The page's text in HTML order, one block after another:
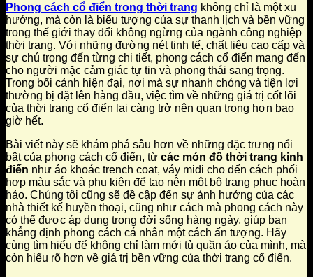
Phong cách cổ điển trong thời trang không chỉ là một xu
hướng, mà còn là biểu tượng của sự thanh lịch và bền vững
trong thế giới thay đổi không ngừng của ngành công nghiệp
thời trang. Với những đường nét tinh tế, chất liệu cao cấp và
sự chú trọng đến từng chi tiết, phong cách cổ điển mang đến
cho người mặc cảm giác tự tin và phong thái sang trọng.
Trong bối cảnh hiện đại, nơi mà sự nhanh chóng và tiện lợi
thường bị đặt lên hàng đầu, việc tìm về những giá trị cốt lõi
của thời trang cổ điển lại càng trở nên quan trọng hơn bao
giờ hết.
Bài viết này sẽ khám phá sâu hơn về những đặc trưng nổi
bật của phong cách cổ điển, từ các món đồ thời trang kinh
điển như áo khoác trench coat, váy midi cho đến cách phối
hợp màu sắc và phụ kiện để tạo nên một bộ trang phục hoàn
hảo. Chúng tôi cũng sẽ đề cập đến sự ảnh hưởng của các
nhà thiết kế huyền thoại, cũng như cách mà phong cách này
có thể được áp dụng trong đời sống hàng ngày, giúp bạn
khẳng định phong cách cá nhân một cách ấn tượng. Hãy
cùng tìm hiểu để không chỉ làm mới tủ quần áo của mình, mà
còn hiểu rõ hơn về giá trị bền vững của thời trang cổ điển.